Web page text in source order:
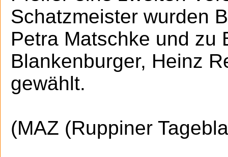
Schatzmeister wurden
Petra Matschke und zu
Blankenburger, Heinz
gewählt.
(MAZ (Ruppiner